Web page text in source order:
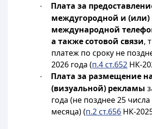
·
Плата за
междугородной и (или)
международной
а также сотовой связи,
платеж по сроку не
2026 года (п.4 ст.652 НК-
·
Плата за размещение
(визуальной) рекламы
года (не позднее 25
месяца) (п.2 ст.656 НК-